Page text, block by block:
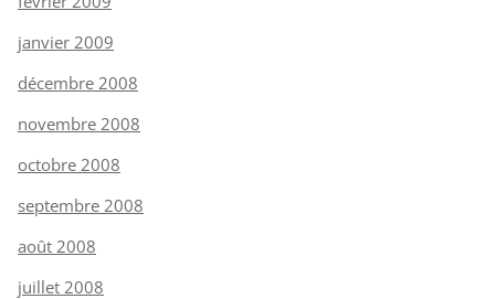
janvier 2009
décembre 2008
novembre 2008
octobre 2008
septembre 2008
août 2008
juillet 2008